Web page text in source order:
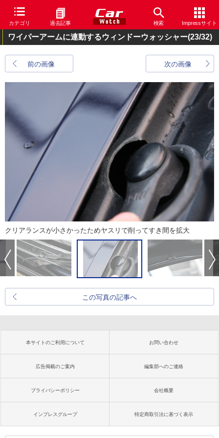
カテゴリ 過去記事 検索 Impressサイト
ワイパーアームに連動するウィンドーウォッシャー(23/32)
前の画像 次の画像
クリアランスが小さかったためヤスリで削ってすき間を拡大
この写真の記事へ
本サイトのご利用について お問い合わせ
広告掲載のご案内 編集部へのご連絡
プライバシーポリシー 会社概要
インプレスグループ 特定商取引法に基づく表示